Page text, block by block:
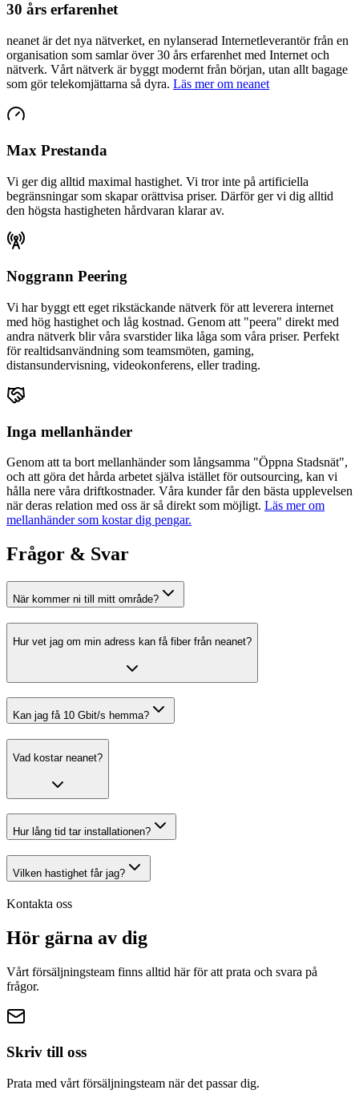
30 års erfarenhet
neanet är det nya nätverket, en nylanserad Internetleverantör från en
organisation som samlar över 30 års erfarenhet med Internet och
nätverk. Vårt nätverk är byggt modernt från början, utan allt bagage
som gör telekomjättarna så dyra. Läs mer om neanet
Max Prestanda
Vi ger dig alltid maximal hastighet. Vi tror inte på artificiella
begränsningar som skapar orättvisa priser. Därför ger vi dig alltid
den högsta hastigheten hårdvaran klarar av.
Noggrann Peering
Vi har byggt ett eget rikstäckande nätverk för att leverera internet
med hög hastighet och låg kostnad. Genom att "peera" direkt med
andra nätverk blir våra svarstider lika låga som våra priser. Perfekt
för realtidsanvändning som teamsmöten, gaming,
distansundervisning, videokonferens, eller trading.
Inga mellanhänder
Genom att ta bort mellanhänder som långsamma "Öppna Stadsnät",
och att göra det hårda arbetet själva istället för outsourcing, kan vi
hålla nere våra driftkostnader. Våra kunder får den bästa upplevelsen
när deras relation med oss är så direkt som möjligt. Läs mer om
mellanhänder som kostar dig pengar.
Frågor & Svar
När kommer ni till mitt område?
Hur vet jag om min adress kan få fiber från neanet?
Kan jag få 10 Gbit/s hemma?
Vad kostar neanet?
Hur lång tid tar installationen?
Vilken hastighet får jag?
Kontakta oss
Hör gärna av dig
Vårt försäljningsteam finns alltid här för att prata och svara på
frågor.
Skriv till oss
Prata med vårt försäljningsteam när det passar dig.